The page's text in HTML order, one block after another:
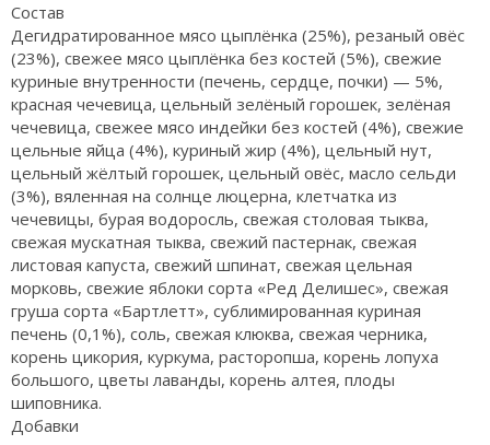
Состав
Дегидратированное мясо цыплёнка (25%), резаный овёс
(23%), свежее мясо цыплёнка без костей (5%), свежие
куриные внутренности (печень, сердце, почки) — 5%,
красная чечевица, цельный зелёный горошек, зелёная
чечевица, свежее мясо индейки без костей (4%), свежие
цельные яйца (4%), куриный жир (4%), цельный нут,
цельный жёлтый горошек, цельный овёс, масло сельди
(3%), вяленная на солнце люцерна, клетчатка из
чечевицы, бурая водоросль, свежая столовая тыква,
свежая мускатная тыква, свежий пастернак, свежая
листовая капуста, свежий шпинат, свежая цельная
морковь, свежие яблоки сорта «Ред Делишес», свежая
груша сорта «Бартлетт», сублимированная куриная
печень (0,1%), соль, свежая клюква, свежая черника,
корень цикория, куркума, расторопша, корень лопуха
большого, цветы лаванды, корень алтея, плоды
шиповника.
Добавки